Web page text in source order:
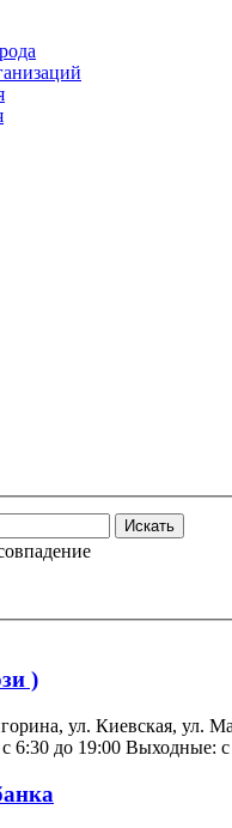
Искать
)
ул. Киевская, ул.
до 19:00 Выходные: